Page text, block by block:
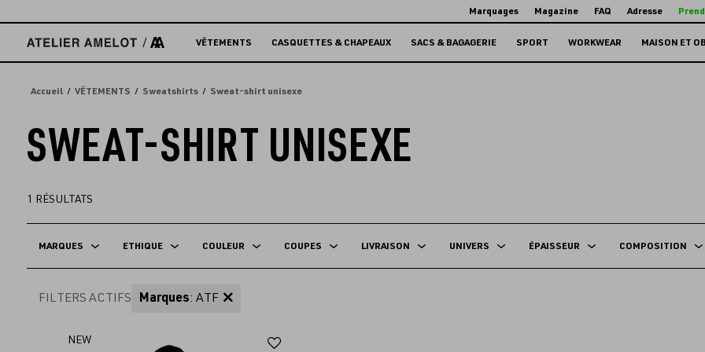
directement
contenu
Marquages Magazine FAQ Adresse
VÊTEMENTS CASQUETTES & CHAPEAUX SACS & BAGAGERIE SPORT WORKWEAR MAISON ET
Accueil VÊTEMENTS Sweatshirts Sweat-shirt unisexe
SWEAT-SHIRT UNISEXE
1 RÉSULTATS
MARQUES ETHIQUE COULEUR COUPES LIVRAISON UNIVERS ÉPAISSEUR COMPOSITION
FILTERS ACTIFS Marques: ATF
NEW